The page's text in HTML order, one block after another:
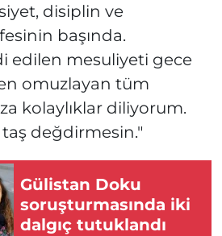
disiplin ve
başında.
edilen mesuliyeti gece
omuzlayan tüm
kolaylıklar diliyorum.
değdirmesin."
Gülistan Doku
soruşturmasında iki
dalgıç tutuklandı